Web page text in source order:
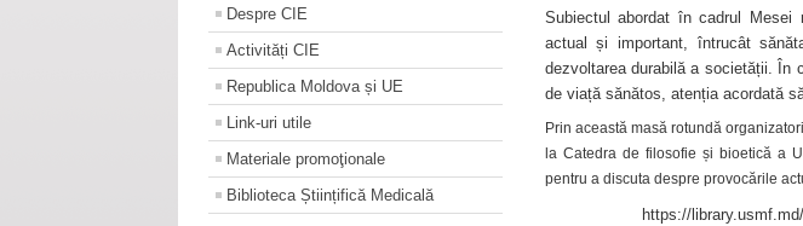
Despre CIE
Activități CIE
Republica Moldova și UE
Link-uri utile
Materiale promoţionale
Biblioteca Științifică Medicală
Subiectul abordat în cadrul Mesei
actual și important, întrucât
dezvoltarea durabilă a societății. În
de viață sănătos, atenția acordată
Prin această masă rotundă
la Catedra de filosofie și bioetică a
pentru a discuta despre provocările
https://